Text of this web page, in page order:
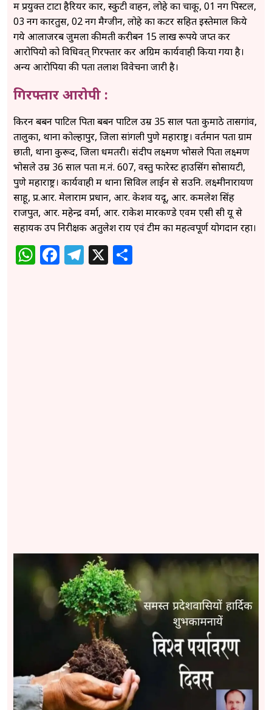
में प्रयुक्त टाटा हैरियर कार, स्कुटी वाहन, लोहे का चाकू, 01 नग पिस्टल,
03 नग कारतुस, 02 नग मैग्जीन, लोहे का कटर सहित इस्तेमाल किये
गये आलाजरब जुमला कीमती करीबन 15 लाख रूपये जप्त कर
आरोपियो को विधिवत् गिरफ्तार कर अग्रिम कार्यवाही किया गया है।
अन्य आरोपियों की पता तलाश विवेचना जारी है।
गिरफ्तार आरोपी :
किरन बबन पाटिल पिता बबन पाटिल उम्र 35 साल पता कुमाठे तासगांव,
तालुका, थाना कोल्हापुर, जिला सांगली पुणे महाराष्ट्र। वर्तमान पता ग्राम
छाती, थाना कुरूद, जिला धमतरी। संदीप लक्ष्मण भोसले पिता लक्ष्मण
भोसले उम्र 36 साल पता म.नं. 607, वस्तु फारेस्ट हाउसिंग सोसायटी,
पुणे महाराष्ट्र। कार्यवाही में थाना सिविल लाईन से सउनि. लक्ष्मीनारायण
साहू, प्र.आर. मेलाराम प्रधान, आर. केशव यदू, आर. कमलेश सिंह
राजपुत, आर. महेन्द्र वर्मा, आर. राकेश मारकण्डे एवम एसी सी यू से
सहायक उप निरीक्षक अतुलेश राय एवं टीम का महत्वपूर्ण योगदान रहा।
WhatsApp
Facebook
Telegram
X